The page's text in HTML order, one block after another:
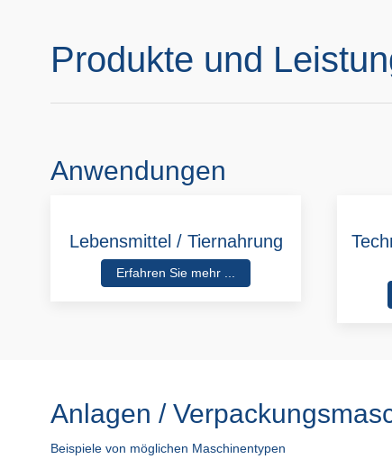
Produkte und
Anwendungen
Lebensmittel / Tiernahrung
Erfahren Sie mehr ...
Anlagen /
Beispiele von möglichen Maschinentypen